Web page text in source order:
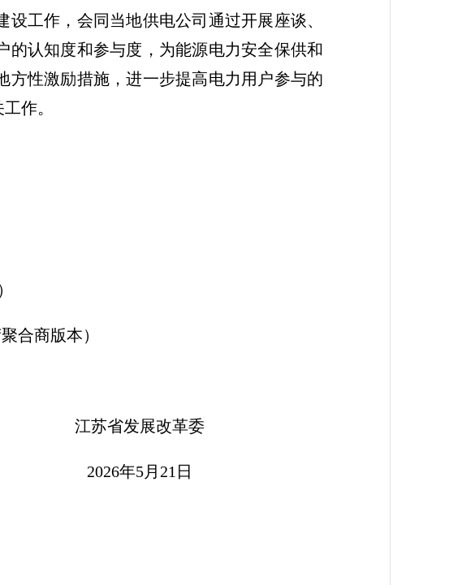
工作，会同当地供电公司通过开展座谈、
的认知度和参与度，为能源电力安全保供和
性激励措施，进一步提高电力用户参与的
作。
合商版本）
革委
21日